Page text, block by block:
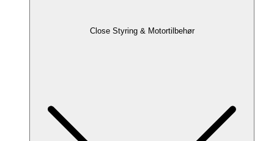
Close Styring & Motortilbehør